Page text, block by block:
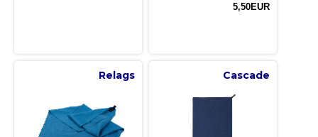
5,50EUR
Relags Cascade